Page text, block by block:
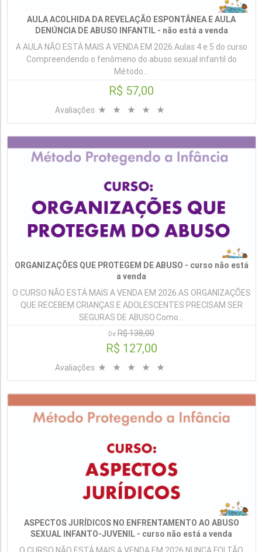
AULA ACOLHIDA DA REVELAÇÃO ESPONTÂNEA E AULA
DENÚNCIA DE ABUSO INFANTIL - não está a venda
A AULA NÃO ESTÁ MAIS A VENDA EM 2026.Aulas 4 e 5 do curso
Compreendendo o fenômeno do abuso sexual infantil do
Método...
R$ 57,00
Avaliações
ORGANIZAÇÕES QUE PROTEGEM DE ABUSO - curso não está
a venda
O CURSO NÃO ESTÁ MAIS A VENDA EM 2026.AS ORGANIZAÇÕES
QUE RECEBEM CRIANÇAS E ADOLESCENTES PRECISAM SER
SEGURAS DE ABUSO.Como...
De R$ 138,00
R$ 127,00
Avaliações
ASPECTOS JURÍDICOS NO ENFRENTAMENTO AO ABUSO
SEXUAL INFANTO-JUVENIL - curso não está a venda